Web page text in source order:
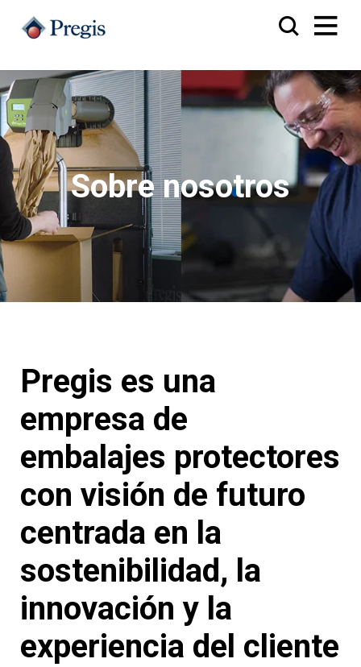
Sobre nosotros
Pregis es una
empresa de
embalajes protectores
con visión de futuro
centrada en la
sostenibilidad, la
innovación y la
experiencia del cliente